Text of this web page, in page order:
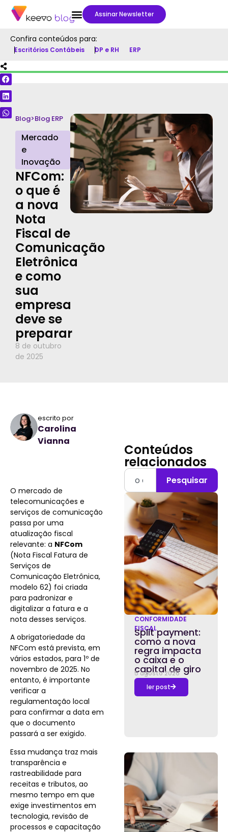
Assinar Newsletter
Confira conteúdos para:
Escritórios Contábeis DP e RH ERP
Blog>Blog ERP
Mercado
e
Inovação
NFCom:
o que é
a nova
Nota
Fiscal de
Comunicação
Eletrônica
e como
sua
empresa
deve se
preparar
8 de outubro
de 2025
escrito por
Carolina
Vianna
O mercado de
telecomunicações e
serviços de comunicação
passa por uma
atualização fiscal
relevante: a NFCom
(Nota Fiscal Fatura de
Serviços de
Comunicação Eletrônica,
modelo 62) foi criada
para padronizar e
digitalizar a fatura e a
nota desses serviços.
A obrigatoriedade da
NFCom está prevista, em
vários estados, para 1º de
novembro de 2025. No
entanto, é importante
verificar a
regulamentação local
para confirmar a data em
que o documento
passará a ser exigido.
Essa mudança traz mais
transparência e
rastreabilidade para
receitas e tributos, ao
mesmo tempo em que
exige investimentos em
tecnologia, revisão de
processos e capacitação
Conteúdos
relacionados
Pesquisar
CONFORMIDADE
FISCAL
Split payment:
como a nova
regra impacta
o caixa e o
capital de giro
5 agosto 2026
ler post